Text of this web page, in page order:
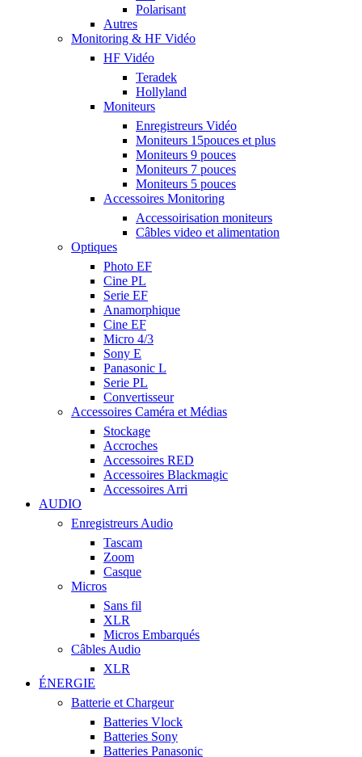
Polarisant
Autres
Monitoring & HF Vidéo
HF Vidéo
Teradek
Hollyland
Moniteurs
Enregistreurs Vidéo
Moniteurs 15pouces et plus
Moniteurs 9 pouces
Moniteurs 7 pouces
Moniteurs 5 pouces
Accessoires Monitoring
Accessoirisation moniteurs
Câbles video et alimentation
Optiques
Photo EF
Cine PL
Serie EF
Anamorphique
Cine EF
Micro 4/3
Sony E
Panasonic L
Serie PL
Convertisseur
Accessoires Caméra et Médias
Stockage
Accroches
Accessoires RED
Accessoires Blackmagic
Accessoires Arri
AUDIO
Enregistreurs Audio
Tascam
Zoom
Casque
Micros
Sans fil
XLR
Micros Embarqués
Câbles Audio
XLR
ÉNERGIE
Batterie et Chargeur
Batteries Vlock
Batteries Sony
Batteries Panasonic